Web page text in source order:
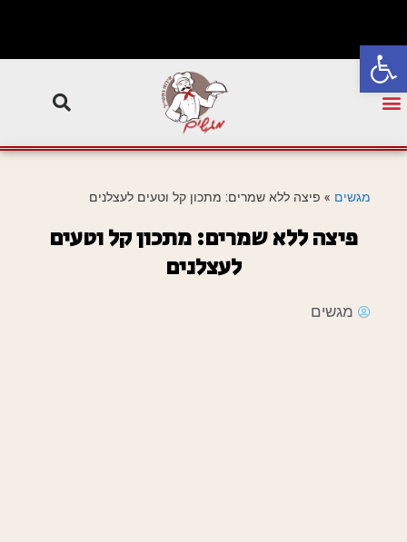
פתח סרגל נגישות
מגשים » פיצה ללא שמרים: מתכון קל וטעים לעצלנים
פיצה ללא שמרים: מתכון קל וטעים
לעצלנים
מגשים